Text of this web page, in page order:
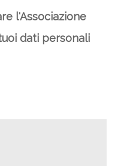
l'Associazione
dati personali